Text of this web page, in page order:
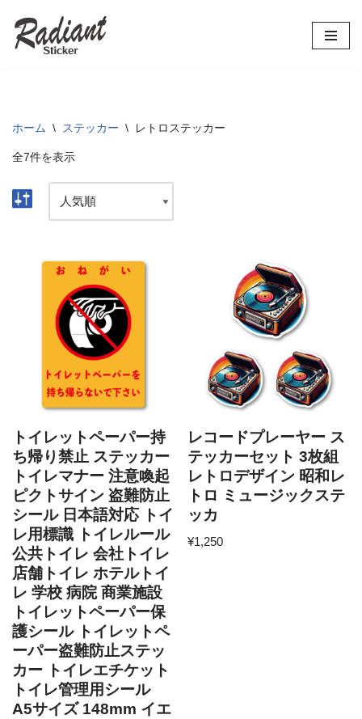
コ
ツ
ス
ッ
ホーム \ ステッカー \ レトロステッカー
全7件を表示
トイレットペーパー持
ち帰り禁止 ステッカー
トイレマナー 注意喚起
ピクトサイン 盗難防止
シール 日本語対応 トイ
レ用標識 トイレルール
公共トイレ 会社トイレ
店舗トイレ ホテルトイ
レ 学校 病院 商業施設
トイレットペーパー保
護シール トイレットペ
ーパー盗難防止ステッ
カー トイレエチケット
トイレ管理用シール
A5サイズ 148mm イエ
レコードプレーヤー ス
テッカーセット 3枚組
レトロデザイン 昭和レ
トロ ミュージックステ
ッカ
¥1,250